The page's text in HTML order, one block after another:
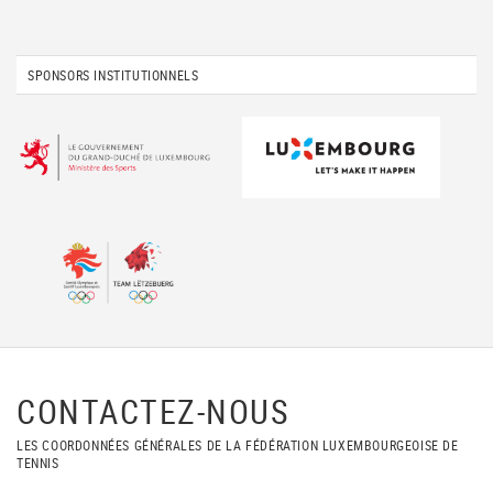
SPONSORS INSTITUTIONNELS
CONTACTEZ-NOUS
LES COORDONNÉES GÉNÉRALES DE LA FÉDÉRATION LUXEMBOURGEOISE DE
TENNIS